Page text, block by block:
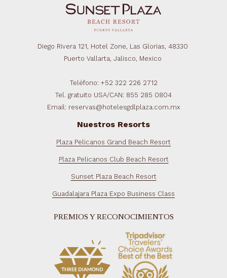
Diego Rivera 121, Hotel Zone, Las Glorias, 48330
Puerto Vallarta, Jalisco, Mexico
Teléfono: +52 322 226 2712
Tel. gratuito USA/CAN: 855 285 0804
Email: reservas@hotelesgdlplaza.com.mx
Nuestros Resorts
Plaza Pelicanos Grand Beach Resort
Plaza Pelicanos Club Beach Resort
Sunset Plaza Beach Resort
Guadalajara Plaza Expo Business Class
PREMIOS Y RECONOCIMIENTOS